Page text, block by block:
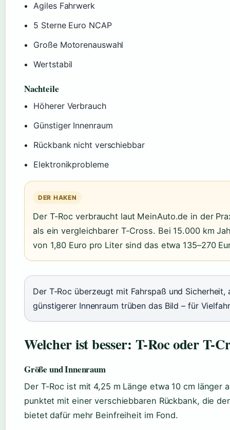
Agiles Fahrwerk
5 Sterne Euro NCAP
Große Motorenauswahl
Wertstabil
Nachteile
Höherer Verbrauch
Günstiger Innenraum
Rückbank nicht verschiebbar
Elektronikprobleme
DER HAKEN
Der T-Roc verbraucht laut MeinAuto.de in der
als ein vergleichbarer T-Cross. Bei 15.000 km
von 1,80 Euro pro Liter sind das etwa 135–270
Der T-Roc überzeugt mit Fahrspaß und
günstigerer Innenraum trüben das Bild – für
Welcher ist besser: T-Roc oder T-
Größe und Innenraum
Der T-Roc ist mit 4,25 m Länge etwa 10 cm länger
punktet mit einer verschiebbaren Rückbank, die
bietet dafür mehr Beinfreiheit im Fond.